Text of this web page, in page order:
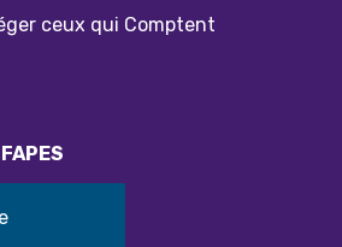
ceux qui Comptent